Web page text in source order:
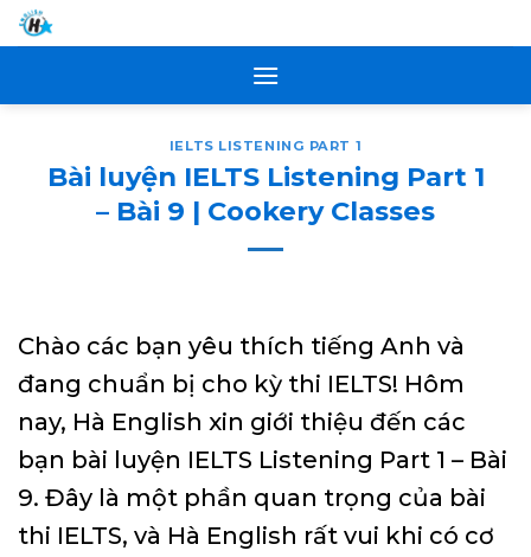
Skip
to
IELTS LISTENING PART 1
Bài luyện IELTS Listening Part 1
– Bài 9 | Cookery Classes
Chào các bạn yêu thích tiếng Anh và
đang chuẩn bị cho kỳ thi IELTS! Hôm
nay, Hà English xin giới thiệu đến các
bạn bài luyện IELTS Listening Part 1 – Bài
9. Đây là một phần quan trọng của bài
thi IELTS, và Hà English rất vui khi có cơ